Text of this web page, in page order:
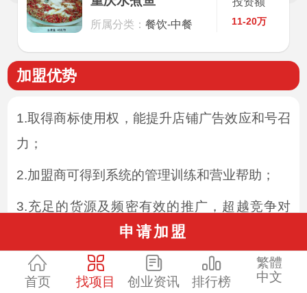
所属分类： 餐饮-中餐 11-20万
加盟优势
1.取得商标使用权，能提升店铺广告效应和号召
力；
2.加盟商可得到系统的管理训练和营业帮助；
3.充足的货源及频密有效的推广，超越竞争对
4.重庆水煮鱼加盟商可以减少广告宣传费用，达
到良好的宣传效果；
申请加盟
首页 找项目 创业资讯 排行榜
繁體
中文